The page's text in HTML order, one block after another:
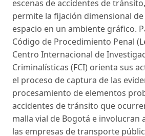
escenas de accidentes de
permite la fijación dimensional
espacio en un ambiente gráfico.
Código de Procedimiento Penal
Centro Internacional de
Criminalísticas (FCI) orienta sus
el proceso de captura de las
procesamiento de elementos
accidentes de tránsito que
malla vial de Bogotá e involucran
las empresas de transporte